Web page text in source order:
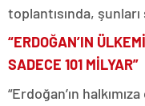
toplantısında,
“ERDOĞAN’IN
SADECE 101 MİLYAR”
“Erdoğan’ın